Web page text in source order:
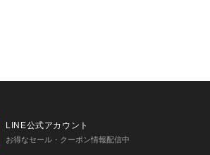
LINE公式アカウント
お得なセール・クーポン情報配信中